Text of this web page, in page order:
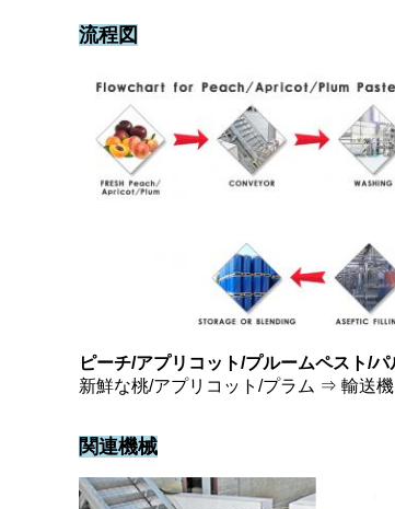
流程図
ピーチ/アプリコット/プルームペスト/
新鮮な桃/アプリコット/プラム ⇒ 輸
関連機械